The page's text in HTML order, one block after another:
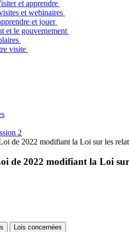
et apprendre
et webinaires
et jouer
et le gouvernement
visite
2
de 2022 modifiant la Loi sur les
de 2022 modifiant la Loi
Lois concernées